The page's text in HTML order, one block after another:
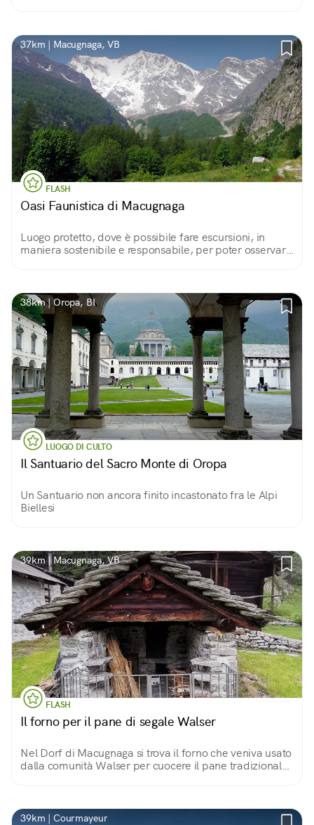
37km | Macugnaga, VB
FLASH
Oasi Faunistica di Macugnaga
Luogo protetto, dove è possibile fare escursioni, in
maniera sostenibile e responsabile, per poter osservare
38km | Oropa, BI
LUOGO DI CULTO
Il Santuario del Sacro Monte di Oropa
Un Santuario non ancora finito incastonato fra le Alpi
Biellesi
39km | Macugnaga, VB
FLASH
Il forno per il pane di segale Walser
Nel Dorf di Macugnaga si trova il forno che veniva usato
dalla comunità Walser per cuocere il pane tradizionale
39km | Courmayeur